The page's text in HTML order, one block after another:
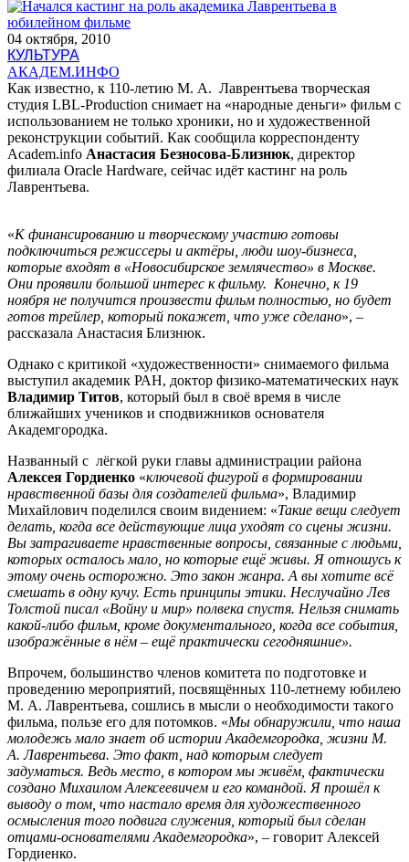
04 октября, 2010
КУЛЬТУРА
АКАДЕМ.ИНФО
Как известно, к 110-летию М. А. Лаврентьева творческая
студия LBL-Production снимает на «народные деньги» фильм с
использованием не только хроники, но и художественной
реконструкции событий. Как сообщила корреспонденту
Academ.info Анастасия Безносова-Близнюк, директор
филиала Oracle Hardware, сейчас идёт кастинг на роль
Лаврентьева.
«К финансированию и творческому участию готовы
подключиться режиссеры и актёры, люди шоу-бизнеса,
которые входят в «Новосибирское землячество» в Москве.
Они проявили большой интерес к фильму. Конечно, к 19
ноября не получится произвести фильм полностью, но будет
готов трейлер, который покажет, что уже сделано», –
рассказала Анастасия Близнюк.
Однако с критикой «художественности» снимаемого фильма
выступил академик РАН, доктор физико-математических наук
Владимир Титов, который был в своё время в числе
ближайших учеников и сподвижников основателя
Академгородка.
Названный с лёгкой руки главы администрации района
Алексея Гордиенко «ключевой фигурой в формировании
нравственной базы для создателей фильма», Владимир
Михайлович поделился своим видением: «Такие вещи следует
делать, когда все действующие лица уходят со сцены жизни.
Вы затрагиваете нравственные вопросы, связанные с людьми,
которых осталось мало, но которые ещё живы. Я отношусь к
этому очень осторожно. Это закон жанра. А вы хотите всё
смешать в одну кучу. Есть принципы этики. Неслучайно Лев
Толстой писал «Войну и мир» полвека спустя. Нельзя снимать
какой-либо фильм, кроме документального, когда все события,
изображённые в нём – ещё практически сегодняшние».
Впрочем, большинство членов комитета по подготовке и
проведению мероприятий, посвящённых 110-летнему юбилею
М. А. Лаврентьева, сошлись в мысли о необходимости такого
фильма, пользе его для потомков. «Мы обнаружили, что наша
молодежь мало знает об истории Академгородка, жизни М.
А. Лаврентьева. Это факт, над которым следует
задуматься. Ведь место, в котором мы живём, фактически
создано Михаилом Алексеевичем и его командой. Я прошёл к
выводу о том, что настало время для художественного
осмысления того подвига служения, который был сделан
отцами-основателями Академгородка», – говорит Алексей
Гордиенко.